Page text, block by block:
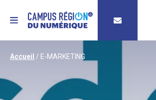
MENU
Accueil / E-MARKETING